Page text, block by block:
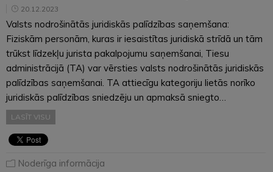
20.12.2023
Valsts nodrošinātās juridiskās palīdzības saņemšana:
Fiziskām personām, kuras ir iesaistītas juridiskā strīdā un tām
trūkst līdzekļu jurista pakalpojumu saņemšanai, Tiesu
administrācijā (TA) var vērsties valsts nodrošinātās juridiskās
palīdzības saņemšanai. TA attiecīgu kategoriju lietās norīko
juridiskās palīdzības sniedzēju un apmaksā sniegto…
LASĪT VISU
Noderīga informācija